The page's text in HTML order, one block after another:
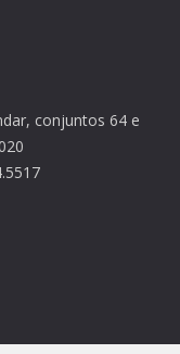
conjuntos 64 e